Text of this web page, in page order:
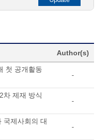
Author(s)
첫 공개활동
-
차 제재 방식
-
국제사회의 대
-